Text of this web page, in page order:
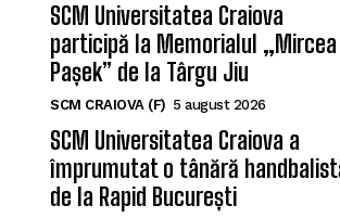
SCM Universitatea Craiova
participă la Memorialul „Mircea
Pașek” de la Târgu Jiu
SCM CRAIOVA (F) 5 august 2026
SCM Universitatea Craiova a
împrumutat o tânără
de la Rapid București